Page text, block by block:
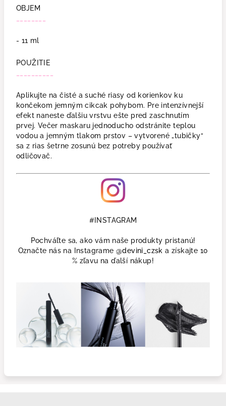
OBJEM
- 11 ml
POUŽITIE
Aplikujte na čisté a suché riasy od korienkov ku
končekom jemným cikcak pohybom. Pre intenzívnejší
efekt naneste ďalšiu vrstvu ešte pred zaschnutím
prvej. Večer maskaru jednoducho odstránite teplou
vodou a jemným tlakom prstov – vytvorené „tubičky“
sa z rias šetrne zosunú bez potreby používať
odličovač.
#INSTAGRAM
Pochváľte sa, ako vám naše produkty pristanú!
Označte nás na Instagrame @devini_czsk a získajte 10
% zľavu na ďalší nákup!